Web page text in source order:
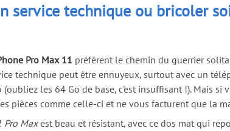
service technique ou bricoler
Pro Max 11 préfèrent le chemin du guerrier
technique peut être ennuyeux, surtout avec un
les 64 Go de base, c'est insuffisant !). Mais
pièces comme celle-ci et ne vous facturent que la
Pro Maxest beau et résistant, avec ce dos mat qui